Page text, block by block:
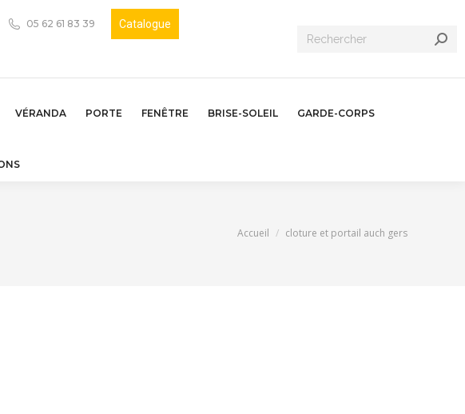
05 62 61 83 39 Catalogue
Recherche
VÉRANDA PORTE FENÊTRE BRISE-SOLEIL GARDE-CORPS
Vous êtes ici :
Accueil cloture et portail auch gers